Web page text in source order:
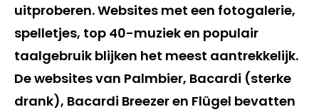
uitproberen. Websites met een fotogalerie,
spelletjes, top 40-muziek en populair
taalgebruik blijken het meest aantrekkelijk.
De websites van Palmbier, Bacardi (sterke
drank), Bacardi Breezer en Flügel bevatten